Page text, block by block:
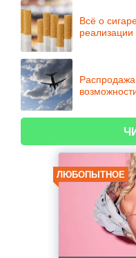
Всё о
реализации
ЛЮБОПЫТНОЕ